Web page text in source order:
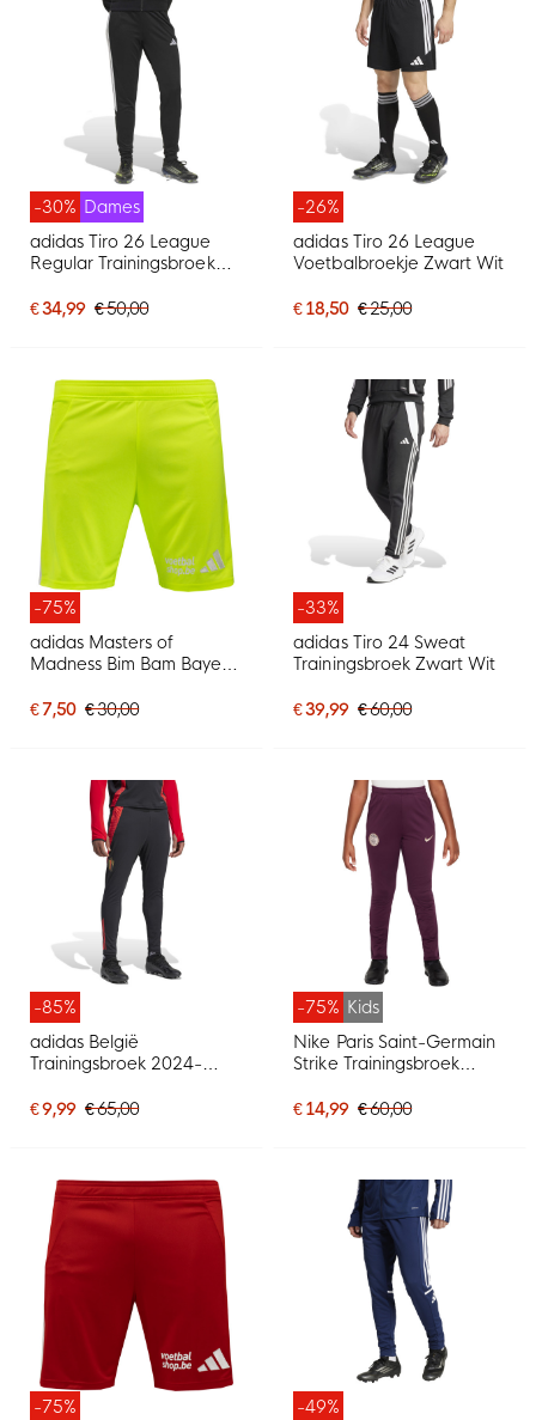
-30% Dames
adidas Tiro 26 League
Regular Trainingsbroek
€ 34,99 € 50,00
-26%
adidas Tiro 26 League
Voetbalbroekje Zwart Wit
€ 18,50 € 25,00
-75%
adidas Masters of
Madness Bim Bam Bayern
€ 7,50 € 30,00
-33%
adidas Tiro 24 Sweat
Trainingsbroek Zwart Wit
€ 39,99 € 60,00
-85%
adidas België
Trainingsbroek 2024-
€ 9,99 € 65,00
-75% Kids
Nike Paris Saint-Germain
Strike Trainingsbroek
Groen Wit Goud
€ 14,99 € 60,00
-75%
-49%